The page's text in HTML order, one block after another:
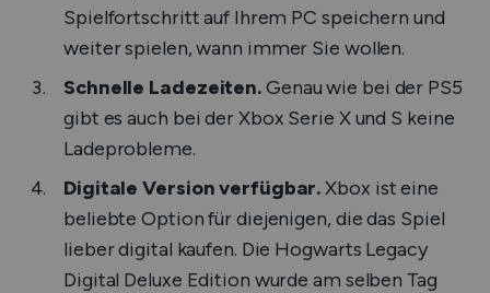
Spielfortschritt auf Ihrem PC speichern und
weiter spielen, wann immer Sie wollen.
Schnelle Ladezeiten.Genau wie bei der PS5
gibt es auch bei der Xbox Serie X und S keine
Ladeprobleme.
Digitale Version verfügbar.Xbox ist eine
beliebte Option für diejenigen, die das Spiel
lieber digital kaufen. Die Hogwarts Legacy
Digital Deluxe Edition wurde am selben Tag